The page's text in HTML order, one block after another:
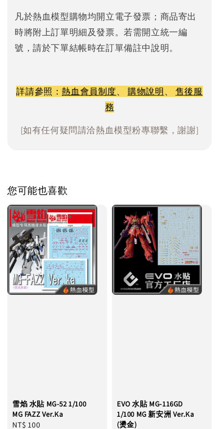
凡於熱血模型購物均開立電子發票；商品寄出
時將附上訂單明細及發票。若需開立統一編
號，請於下單結帳時在訂單備註中說明。
詳請參照：熱血會員制度、 購物說明、 售後服
務
[如有任何疑問請洽熱血模型粉專聯繫，謝謝]
您可能也喜歡
雪焰 水貼 MG-52 1/100
MG FAZZ Ver.Ka
Regular
NT$ 100
EVO 水貼 MG-116GD
1/100 MG 新安洲 Ver.Ka
(燙金)